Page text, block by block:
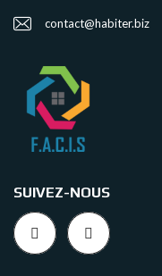
contact@habiter.biz
SUIVEZ-NOUS